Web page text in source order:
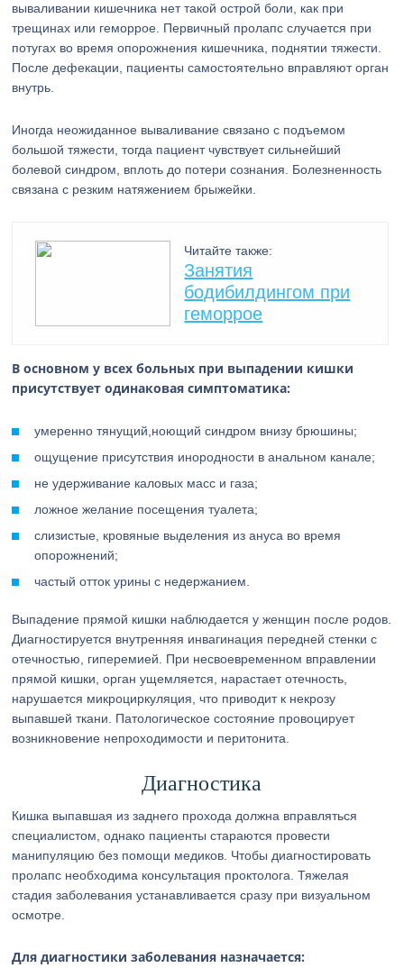
вываливании кишечника нет такой острой боли, как при
трещинах или геморрое. Первичный пролапс случается при
потугах во время опорожнения кишечника, поднятии тяжести.
После дефекации, пациенты самостоятельно вправляют орган
внутрь.
Иногда неожиданное вываливание связано с подъемом
большой тяжести, тогда пациент чувствует сильнейший
болевой синдром, вплоть до потери сознания. Болезненность
связана с резким натяжением брыжейки.
Читайте также:
Занятия
бодибилдингом при
геморрое
В основном у всех больных при выпадении кишки
присутствует одинаковая симптоматика:
умеренно тянущий,ноющий синдром внизу брюшины;
ощущение присутствия инородности в анальном канале;
не удерживание каловых масс и газа;
ложное желание посещения туалета;
слизистые, кровяные выделения из ануса во время
опорожнений;
частый отток урины с недержанием.
Выпадение прямой кишки наблюдается у женщин после родов.
Диагностируется внутренняя инвагинация передней стенки с
отечностью, гиперемией. При несвоевременном вправлении
прямой кишки, орган ущемляется, нарастает отечность,
нарушается микроциркуляция, что приводит к некрозу
выпавшей ткани. Патологическое состояние провоцирует
возникновение непроходимости и перитонита.
Диагностика
Кишка выпавшая из заднего прохода должна вправляться
специалистом, однако пациенты стараются провести
манипуляцию без помощи медиков. Чтобы диагностировать
пролапс необходима консультация проктолога. Тяжелая
стадия заболевания устанавливается сразу при визуальном
осмотре.
Для диагностики заболевания назначается: